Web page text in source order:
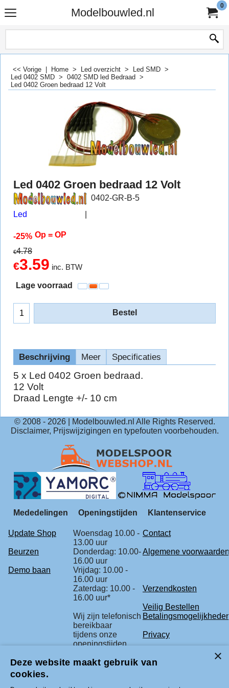
Modelbouwled.nl
0
<< Vorige Home > Led overzicht > Led SMD >
Led 0402 SMD > 0402 SMD led Bedraad >
Led 0402 Groen bedraad 12 Volt
Led 0402 Groen bedraad 12 Volt
Led
0402-GR-B-5
-25% Op = OP
€4.78
€3.59 inc. BTW
Lage voorraad
Bestel
Beschrijving Meer Specificaties
5 x Led 0402 Groen bedraad.
12 Volt
Draad Lengte +/- 10 cm
© 2008 - 2026| Modelbouwled.nl Alle Rights Reserved.
Disclaimer, Prijswijzigingen en typefouten voorbehouden.
Mededelingen Openingstijden Klantenservice
Update Shop
Woensdag 10.00 -
13.00 uur
Contact
Beurzen
Donderdag: 10.00-
16.00 uur
Algemene voorwaarden
Demo baan
Vrijdag: 10.00 -
16.00 uur
Zaterdag: 10.00 -
16.00 uur*
Verzendkosten
Veilig Bestellen
Wij zijn telefonisch
bereikbaar
tijdens onze
openingstijden.
Privacy
* check voor de
Klachtenregeling
Deze website maakt gebruik van
cookies.